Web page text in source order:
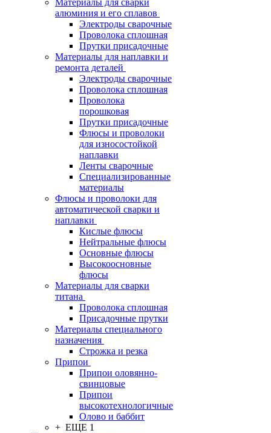
Материалы для сварки
алюминия и его сплавов
Электроды сварочные
Проволока сплошная
Прутки присадочные
Материалы для наплавки и
ремонта деталей
Электроды сварочные
Проволока сплошная
Проволока
порошковая
Прутки присадочные
Флюсы и проволоки
для износостойкой
наплавки
Ленты сварочные
Специализированные
материалы
Флюсы и проволоки для
автоматической сварки и
наплавки
Кислые флюсы
Нейтральные флюсы
Основные флюсы
Высокоосновные
флюсы
Материалы для сварки
титана
Проволока сплошная
Присадочные прутки
Материалы специального
назначения
Строжка и резка
Припои
Припои оловянно-
свинцовые
Припои
высокотехнологичные
Олово и баббит
+ ЕЩЕ 1